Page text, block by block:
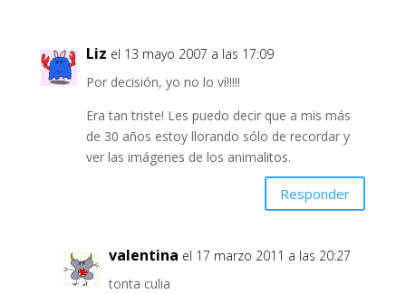
Liz el 13 mayo 2007 a las 17:09
Por decisión, yo no lo ví!!!!!
Era tan triste! Les puedo decir que a mis más
de 30 años estoy llorando sólo de recordar y
ver las imágenes de los animalitos.
Responder
valentina el 17 marzo 2011 a las 20:27
tonta culia